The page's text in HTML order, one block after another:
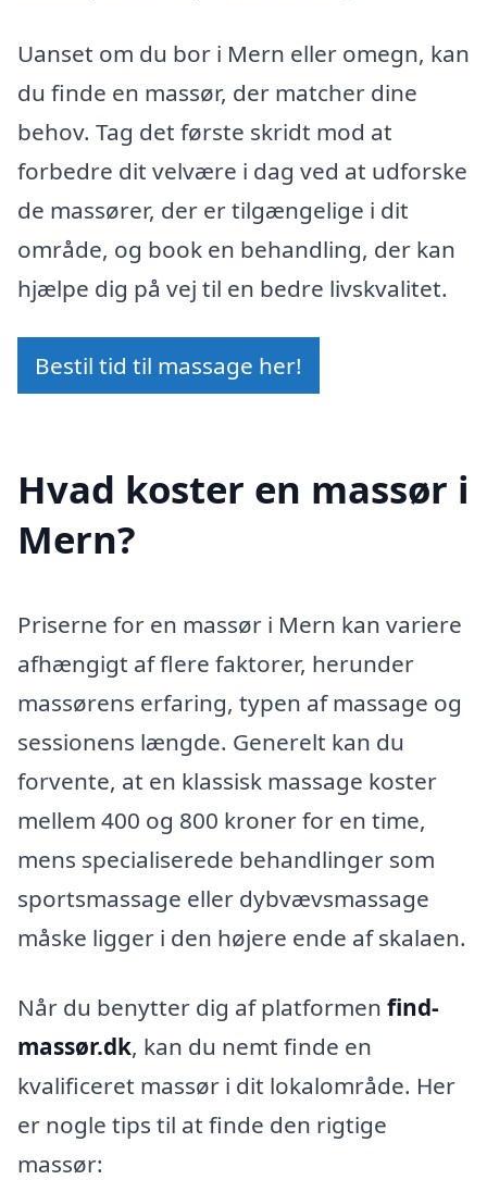
Uanset om du bor i Mern eller omegn, kan
du finde en massør, der matcher dine
behov. Tag det første skridt mod at
forbedre dit velvære i dag ved at udforske
de massører, der er tilgængelige i dit
område, og book en behandling, der kan
hjælpe dig på vej til en bedre livskvalitet.
Bestil tid til massage her!
Hvad koster en massør i
Mern?
Priserne for en massør i Mern kan variere
afhængigt af flere faktorer, herunder
massørens erfaring, typen af massage og
sessionens længde. Generelt kan du
forvente, at en klassisk massage koster
mellem 400 og 800 kroner for en time,
mens specialiserede behandlinger som
sportsmassage eller dybvævsmassage
måske ligger i den højere ende af skalaen.
Når du benytter dig af platformen find-
massør.dk, kan du nemt finde en
kvalificeret massør i dit lokalområde. Her
er nogle tips til at finde den rigtige
massør: